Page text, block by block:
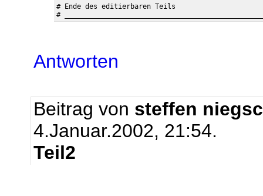
# Ende des editierbaren Teils
Antworten
Beitrag von steffen
4.Januar.2002, 21:54.
Teil2